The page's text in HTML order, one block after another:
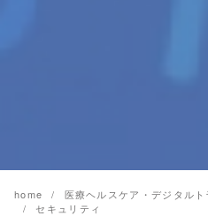
home
医療ヘルスケア・デジタル
セキュリティ